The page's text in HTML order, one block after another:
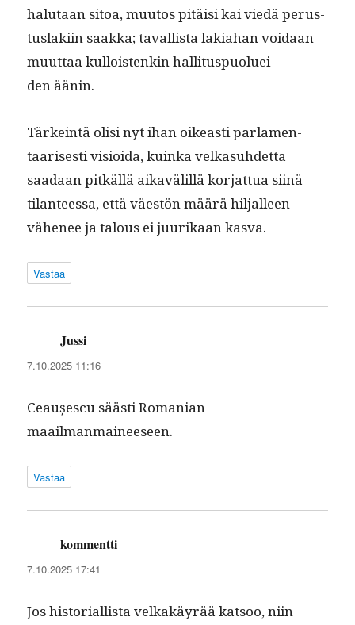
halu­taan sitoa, muu­tos pitäisi kai viedä perus­
tus­laki­in saak­ka; taval­lista laki­a­han voidaan
muut­taa kul­lois­t­enkin hal­li­tus­puoluei­
den äänin.
Tärkein­tä olisi nyt ihan oikeasti par­la­men­
taaris­es­ti visioi­da, kuin­ka velka­suhdet­ta
saadaan pitkäl­lä aikavälil­lä kor­jat­tua siinä
tilanteessa, että väestön määrä hil­jalleen
vähe­nee ja talous ei juurikaan kasva.
Vastaa
Jussi
7.10.2025 11:16
Ceaușes­cu säästi Roman­ian
maailmanmaineeseen.
Vastaa
kommentti
7.10.2025 17:41
Jos his­to­ri­al­lista velka­käyrää kat­soo, niin